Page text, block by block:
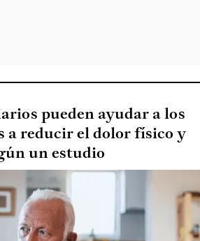
pueden ayudar a los
a reducir el dolor físico y
un estudio